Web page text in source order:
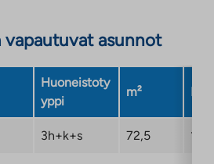
uuteen
vapautuvat asunnot
Huoneistoty
yppi
m²
3h+k+s 72,5 1/8